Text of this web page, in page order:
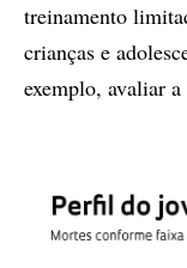
treinamento
crianças e
exemplo, avaliar